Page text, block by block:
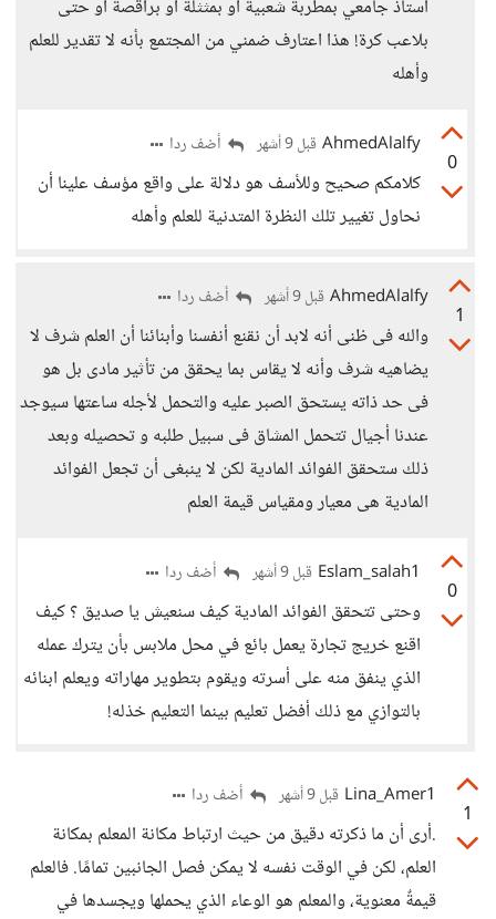
استاذ جامعي بمطربة شعبية أو بمثثلة أو براقصة أو حتى
بلاعب كرة! هذا اعتارف ضمني من المجتمع بأنه لا تقدير للعلم
وأهله
0
AhmedAlalfy قبل 9 أشهر أضف ردا
كلامكم صحيح وللأسف هو دلالة على واقع مؤسف علينا أن
نحاول تغيير تلك النظرة المتدنية للعلم وأهله
1
AhmedAlalfy قبل 9 أشهر أضف ردا
والله فى ظنى أنه لابد أن نقنع أنفسنا وأبنائنا أن العلم شرف لا
يضاهيه شرف وأنه لا يقاس بما يحقق من تأثير مادى بل هو
فى حد ذاته يستحق الصبر عليه والتحمل لأجله ساعتها سيوجد
عندنا أجيال تتحمل المشاق فى سبيل طلبه و تحصيله وبعد
ذلك ستحقق الفوائد المادية لكن لا ينبغى أن تجعل الفوائد
المادية هى معيار ومقياس قيمة العلم
0
Eslam_salah1 قبل 9 أشهر أضف ردا
وحتى تتحقق الفوائد المادية كيف سنعيش يا صديق ؟ كيف
اقنع خريج تجارة يعمل بائع في محل ملابس بأن يترك عمله
الذي ينفق منه على أسرته ويقوم بتطوير مهاراته ويعلم ابنائه
بالتوازي مع ذلك أفضل تعليم بينما التعليم خذله!
1
Lina_Amer1 قبل 9 أشهر أضف ردا
.أرى أن ما ذكرته دقيق من حيث ارتباط مكانة المعلم بمكانة
العلم، لكن في الوقت نفسه لا يمكن فصل الجانبين تمامًا. فالعلم
قيمةٌ معنوية، والمعلم هو الوعاء الذي يحملها ويجسدها في